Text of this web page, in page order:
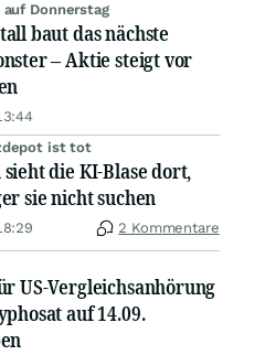
Donnerstag
baut das nächste
– Aktie steigt vor
ist tot
die KI-Blase dort,
sie nicht suchen
2 Kommentare
US-Vergleichsanhörung
auf 14.09.